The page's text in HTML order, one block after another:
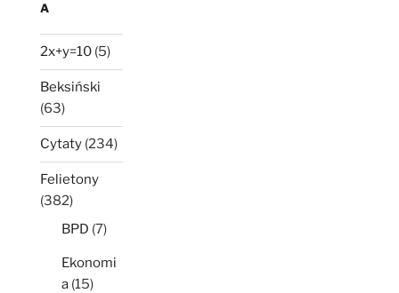
A
2x+y=10 (5)
Beksiński
(63)
Cytaty (234)
Felietony
(382)
BPD (7)
Ekonomi
a (15)